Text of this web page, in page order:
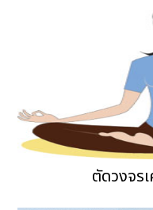
ตัดวงจร